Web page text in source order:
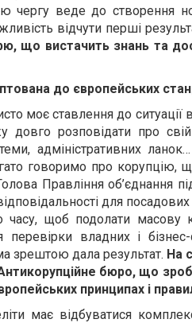
веде до створення
відчути перші
що вистачить знань та
до європейських
моє ставлення до ситуації
розповідати про
адміністративних
говоримо про
Правління об’єднання
для
часу, щоб подолати
владних і бізнес-
зрештою дала результат. На
бюро, що
принципах і
має відбуватися